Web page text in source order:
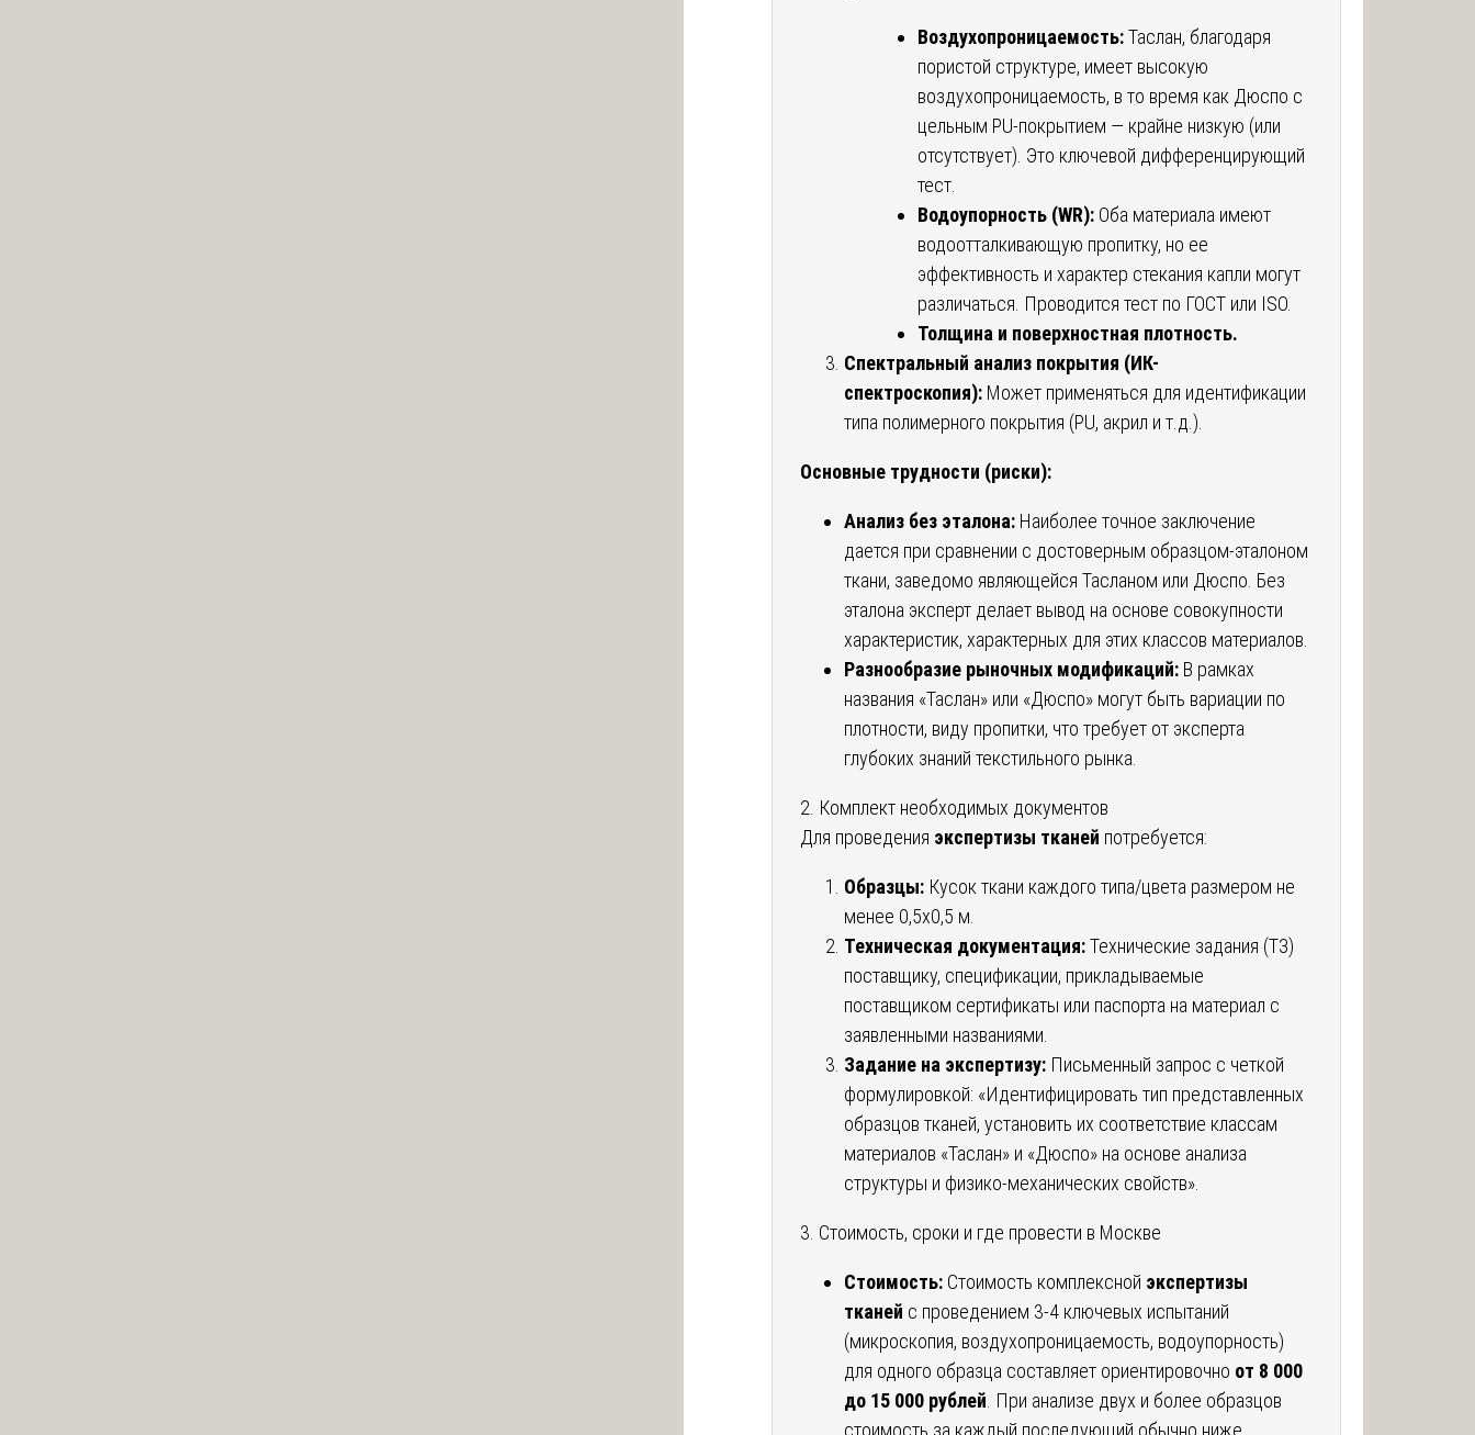
Воздухопроницаемость:Таслан, благодаря
пористой структуре, имеет высокую
воздухопроницаемость, в то время как Дюспо с
цельным PU-покрытием — крайне низкую (или
отсутствует). Это ключевой дифференцирующий
тест.
Водоупорность (WR): Оба материала имеют
водоотталкивающую пропитку, но ее
эффективность и характер стекания капли могут
различаться. Проводится тест по ГОСТ или ISO.
Толщина и поверхностная плотность.
Спектральный анализ покрытия (ИК-
спектроскопия): Может применяться для идентификации
типа полимерного покрытия (PU, акрил и т.д.).
Основные трудности (риски):
Анализ без эталона: Наиболее точное заключение
дается при сравнении с достоверным образцом-эталоном
ткани, заведомо являющейся Тасланом или Дюспо. Без
эталона эксперт делает вывод на основе совокупности
характеристик, характерных для этих классов материалов.
Разнообразие рыночных модификаций: В рамках
названия «Таслан» или «Дюспо» могут быть вариации по
плотности, виду пропитки, что требует от эксперта
глубоких знаний текстильного рынка.
2. Комплект необходимых документов
Для проведения экспертизы тканей потребуется:
Образцы: Кусок ткани каждого типа/цвета размером не
менее 0,5х0,5 м.
Техническая документация:Технические задания (ТЗ)
поставщику, спецификации, прикладываемые
поставщиком сертификаты или паспорта на материал с
заявленными названиями.
Задание на экспертизу: Письменный запрос с четкой
формулировкой: «Идентифицировать тип представленных
образцов тканей, установить их соответствие классам
материалов «Таслан» и «Дюспо» на основе анализа
структуры и физико-механических свойств».
3. Стоимость, сроки и где провести в Москве
Стоимость: Стоимость комплексной экспертизы
тканей с проведением 3-4 ключевых испытаний
(микроскопия, воздухопроницаемость, водоупорность)
для одного образца составляет ориентировочно от 8 000
до 15 000 рублей . При анализе двух и более образцов
стоимость за каждый последующий обычно ниже.